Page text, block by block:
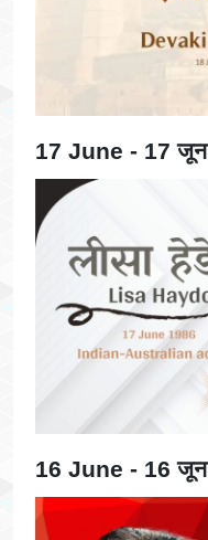
17 June - 17 जून
16 June - 16 जून